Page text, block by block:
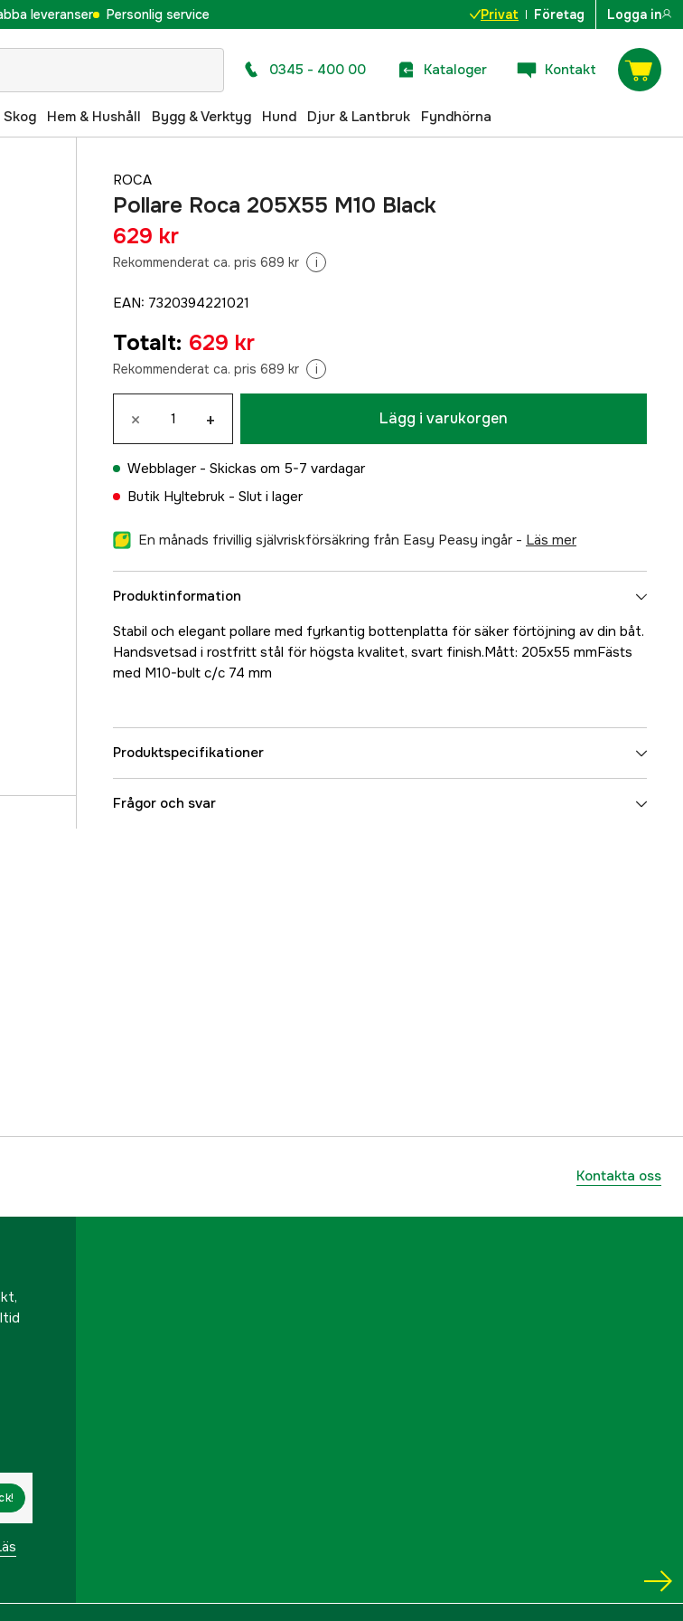
leveranser Personlig service Privat Företag Logga in
0345 - 400 00 Kataloger Kontakt
Skog Hem & Hushåll Bygg & Verktyg Hund Djur & Lantbruk Fyndhörna
ROCA
Pollare Roca 205X55 M10 Black
629 kr
Rekommenderat ca. pris 689 kr i
EAN: 7320394221021
Totalt: 629 kr
Rekommenderat ca. pris 689 kr i
× + Lägg i varukorgen
Webblager - Skickas om 5-7 vardagar
Butik Hyltebruk - Slut i lager
En månads frivillig självriskförsäkring från Easy Peasy ingår - läs mer
Produktinformation
Stabil och elegant pollare med fyrkantig bottenplatta för säker förtöjning av din båt.
Handsvetsad i rostfritt stål för högsta kvalitet, svart finish.Mått: 205x55 mmFästs
med M10-bult c/c 74 mm
Produktspecifikationer
Referensnummer
Frågor och svar
Kontakta oss